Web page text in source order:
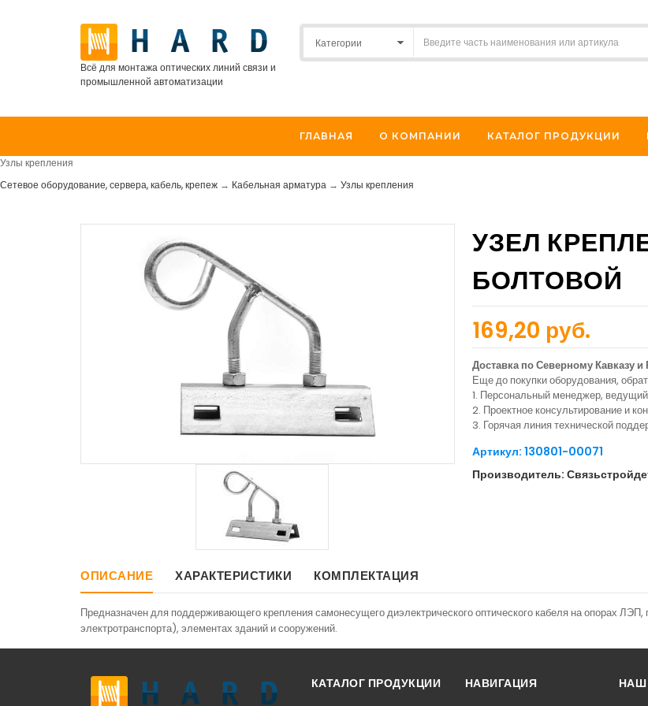
Всё для монтажа оптических линий связи и
промышленной автоматизации
ГЛАВНАЯ О КОМПАНИИ КАТАЛОГ ПРОДУКЦИИ
Узлы крепления
Сетевое оборудование, сервера, кабель, крепеж → Кабельная арматура → Узлы крепления
УЗЕЛ
БОЛТОВОЙ
169,20 руб.
Доставка по Северному Кавказу и
Еще до покупки оборудования,
1. Персональный менеджер,
2. Проектное консультирование и
3. Горячая линия технической
Артикул: 130801-00071
Производитель:
ОПИСАНИЕ ХАРАКТЕРИСТИКИ КОМПЛЕКТАЦИЯ
Предназначен для поддерживающего крепления самонесущего диэлектрического оптического кабеля на опорах ЛЭП,
электротранспорта), элементах зданий и сооружений.
КАТАЛОГ ПРОДУКЦИИ НАВИГАЦИЯ НАШ